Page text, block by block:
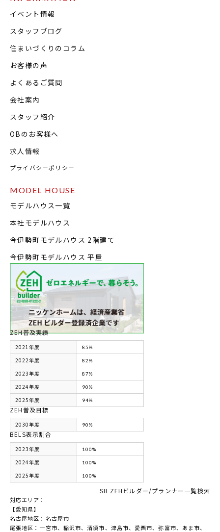
イベント情報
スタッフブログ
住まいづくりのコラム
お客様の声
よくあるご質問
会社案内
スタッフ紹介
OBのお客様へ
求人情報
プライバシーポリシー
MODEL HOUSE
モデルハウス一覧
本社モデルハウス
今伊勢町モデルハウス 2階建て
今伊勢町モデルハウス 平屋
ZEH普及実績
2021年度 85%
2022年度 82%
2023年度 87%
2024年度 90%
2025年度 94%
ZEH普及目標
2030年度 90%
BELS表示割合
2023年度 100%
2024年度 100%
2025年度 100%
SII ZEHビルダー/プランナー一覧検索
対応エリア：
【愛知県】
名古屋地区：名古屋市
尾張地区：一宮市、稲沢市、清須市、津島市、愛西市、弥富市、あま市、